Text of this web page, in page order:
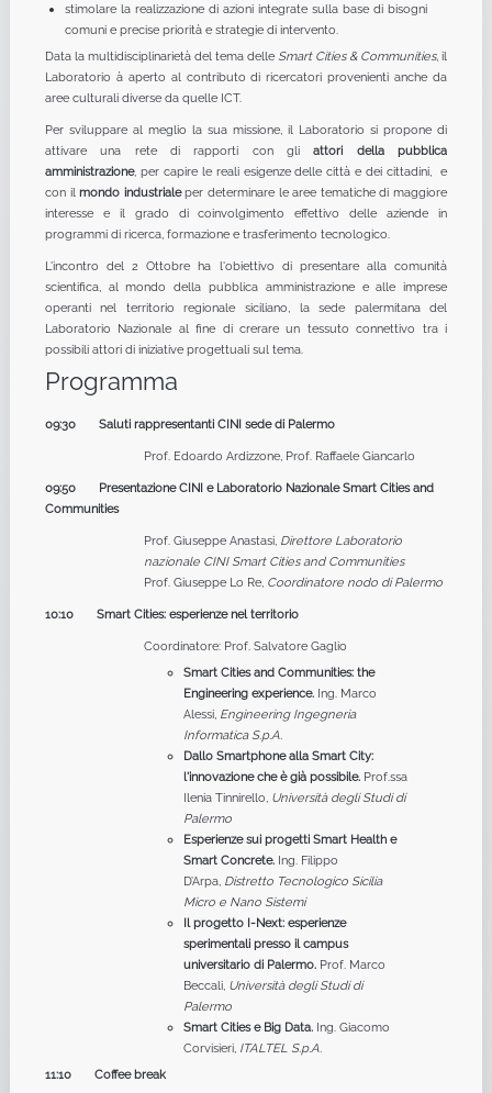
stimolare la realizzazione di azioni integrate sulla base di bisogni
comuni e precise priorità e strategie di intervento.
Data la multidisciplinarietà del tema delle Smart Cities & Communities, il
Laboratorio à aperto al contributo di ricercatori provenienti anche da
aree culturali diverse da quelle ICT.
Per sviluppare al meglio la sua missione, il Laboratorio si propone di
attivare una rete di rapporti con gliattori della pubblica
amministrazione, per capire le reali esigenze delle città e dei cittadini, e
con ilmondo industrialeper determinare le aree tematiche di maggiore
interesse e il grado di coinvolgimento effettivo delle aziende in
programmi di ricerca, formazione e trasferimento tecnologico.
L'incontro del 2 Ottobre ha l'obiettivo di presentare alla comunità
scientifica, al mondo della pubblica amministrazione e alle imprese
operanti nel territorio regionale siciliano, la sede palermitana del
Laboratorio Nazionale al fine di crerare un tessuto connettivo tra i
possibili attori di iniziative progettuali sul tema.
Programma
09:30 Saluti rappresentanti CINI sede di Palermo
Prof. Edoardo Ardizzone, Prof. Raffaele Giancarlo
09:50 Presentazione CINI e Laboratorio Nazionale Smart Cities and
Communities
Prof. Giuseppe Anastasi, Direttore Laboratorio
nazionale CINI Smart Cities and Communities
Prof. Giuseppe Lo Re, Coordinatore nodo di Palermo
10:10 Smart Cities: esperienze nel territorio
Coordinatore: Prof. Salvatore Gaglio
Smart Cities and Communities: the
Engineering experience.Ing. Marco
Alessi, Engineering Ingegneria
Informatica S.p.A.
Dallo Smartphone alla Smart City:
l'innovazione che è già possibile.Prof.ssa
Ilenia Tinnirello, Università degli Studi di
Palermo
Esperienze sui progetti Smart Health e
Smart Concrete.Ing. Filippo
D’Arpa, Distretto Tecnologico Sicilia
Micro e Nano Sistemi
Il progetto I-Next: esperienze
sperimentali presso il campus
universitario di Palermo.Prof. Marco
Beccali, Università degli Studi di
Palermo
Smart Cities e Big Data.Ing. Giacomo
Corvisieri, ITALTEL S.p.A.
11:10 Coffee break